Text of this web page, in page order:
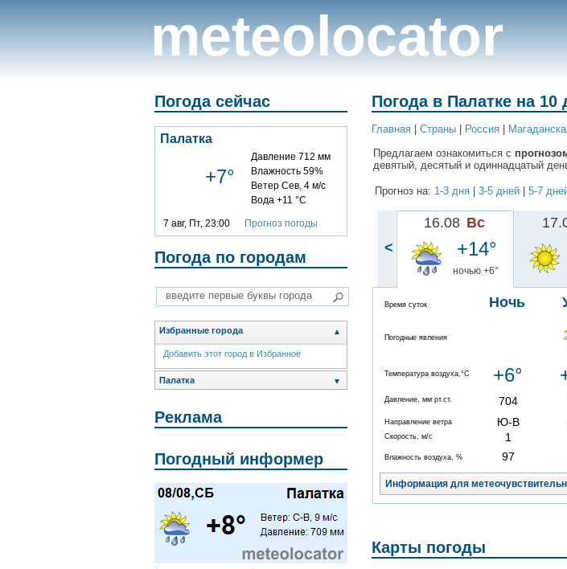
meteolocator
Погода сейчас
Палатка
+7°
Давление 712 мм
Влажность 59%
Ветер Сев, 4 м/с
Вода +11 °C
7 авг, Пт, 23:00 Прогноз погоды
Погода по городам
Избранные города ▲
Добавить этот город в Избранное
Палатка ▼
Реклама
Погодный информер
Погода в Палатке на 10
Главная Cтраны Россия
Предлагаем ознакомиться с
девятый, десятый и одиннадцатый
Прогноз на: 1-3 дня 3-5 дней 5-7
<
16.08 Вс
+14°
ночью +6°
Время суток Ночь
Погодные явления
Температура воздуха,°C +6°
Давление, мм рт.ст. 704
Направление ветра Ю-В
Скорость, м/с 1
Влажность воздуха, % 97
Информация для
Карты погоды